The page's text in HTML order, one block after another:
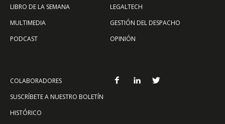
LIBRO DE LA SEMANA
MULTIMEDIA
PODCAST
LEGALTECH
GESTIÓN DEL DESPACHO
OPINIÓN
COLABORADORES
SUSCRÍBETE A NUESTRO BOLETÍN
HISTÓRICO